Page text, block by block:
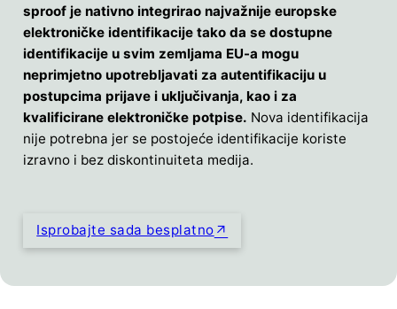
sproof je nativno integrirao najvažnije europske
elektroničke identifikacije tako da se dostupne
identifikacije u svim zemljama EU-a mogu
neprimjetno upotrebljavati za autentifikaciju u
postupcima prijave i uključivanja, kao i za
kvalificirane elektroničke potpise. Nova identifikacija
nije potrebna jer se postojeće identifikacije koriste
izravno i bez diskontinuiteta medija.
Isprobajte sada besplatno